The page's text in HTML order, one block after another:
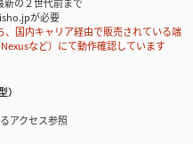
が必要
国内キャリア経由で販売されている端
など）にて動作確認しています
）
アクセス参照